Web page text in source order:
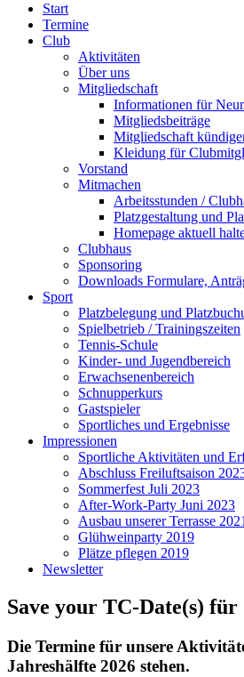
Start
Termine
Club
Aktivitäten
Über uns
Mitgliedschaft
Informationen für
Mitgliedsbeiträge
Mitgliedschaft
Kleidung für
Vorstand
Mitmachen
Arbeitsstunden /
Platzgestaltung und
Homepage aktuell
Clubhaus
Sponsoring
Downloads Formulare,
Sport
Platzbelegung und
Spielbetrieb / Trainingszeiten
Tennis-Schule
Kinder- und Jugendbereich
Erwachsenenbereich
Schnupperkurs
Gastspieler
Sportliches und Ergebnisse
Impressionen
Sportliche Aktivitäten und
Abschluss Freiluftsaison
Sommerfest Juli 2023
After-Work-Party Juni 2023
Ausbau unserer Terrasse 2021
Glühweinparty 2019
Plätze pflegen 2019
Newsletter
Save your TC-Date(s) für
Die Termine für unsere
Jahreshälfte 2026 stehen.